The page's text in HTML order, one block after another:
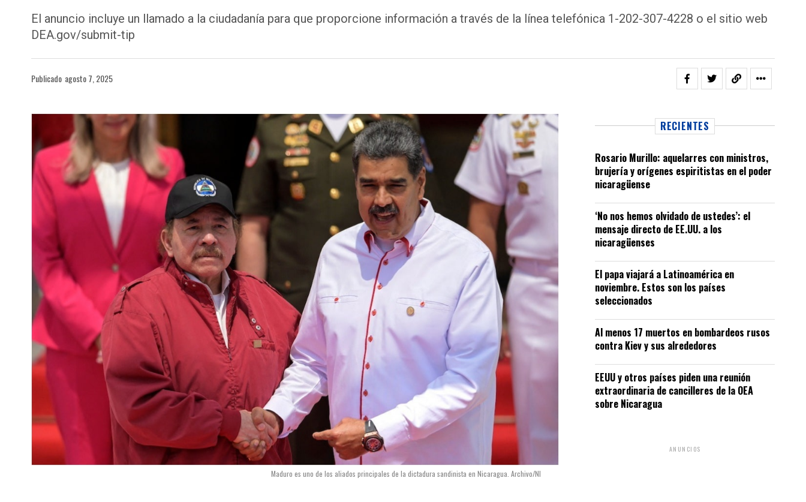
El anuncio incluye un llamado a la ciudadanía para que proporcione información a través de la línea telefónica 1-202-307-4228 o el sitio web
DEA.gov/submit-tip
Publicado agosto 7, 2025
Maduro es uno de los aliados principales de la dictadura sandinista en Nicaragua. Archivo/NI
RECIENTES
Rosario Murillo: aquelarres con ministros,
brujería y orígenes espiritistas en el poder
nicaragüense
‘No nos hemos olvidado de ustedes’: el
mensaje directo de EE.UU. a los
nicaragüenses
El papa viajará a Latinoamérica en
noviembre. Estos son los países
seleccionados
Al menos 17 muertos en bombardeos rusos
contra Kiev y sus alrededores
EEUU y otros países piden una reunión
extraordinaria de cancilleres de la OEA
sobre Nicaragua
ANUNCIOS